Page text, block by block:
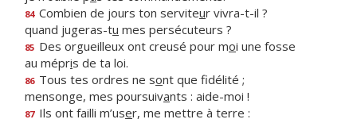
84 Combien de jours ton serviteur vivra-t-il ?
quand jugeras-tu mes persécuteurs ?
85 Des orgueilleux ont creusé pour moi une fosse
au mépris de ta loi.
86 Tous tes ordres ne sont que fidélité ;
mensonge, mes poursuivants : aide-moi !
87 Ils ont failli m’user, me mettre à terre :